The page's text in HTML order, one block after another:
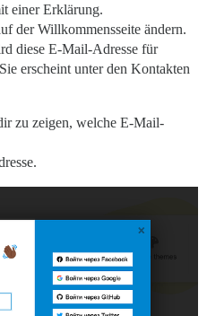
einer Erklärung.
der Willkommensseite ändern.
diese E-Mail-Adresse für
erscheint unter den Kontakten
zu zeigen, welche E-Mail-